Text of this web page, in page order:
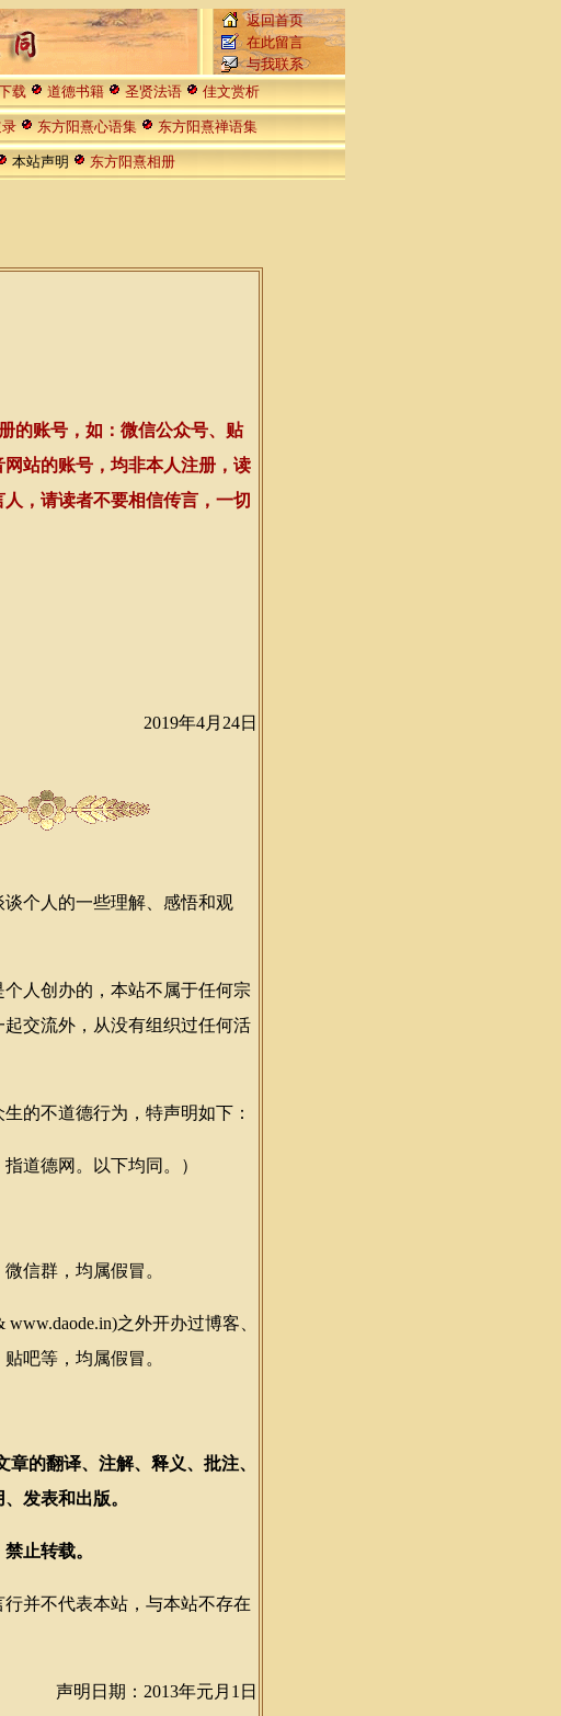
返回首页
在此留言
与我联系
载 道德书籍 圣贤法语 佳文赏析
东方阳熹心语集 东方阳熹禅语集
本站声明 东方阳熹相册
的账号，如：微信公众号、贴
站的账号，均非本人注册，读
，请读者不要相信传言，一切
2019年4月24日
个人的一些理解、感悟和观
人创办的，本站不属于任何宗
交流外，从没有组织过任何活
的不道德行为，特声明如下：
道德网。以下均同。）
信群，均属假冒。
之外开办过博客、
吧等，均属假冒。
的翻译、注解、释义、批注、
发表和出版。
止转载。
并不代表本站，与本站不存在
声明日期：2013年元月1日